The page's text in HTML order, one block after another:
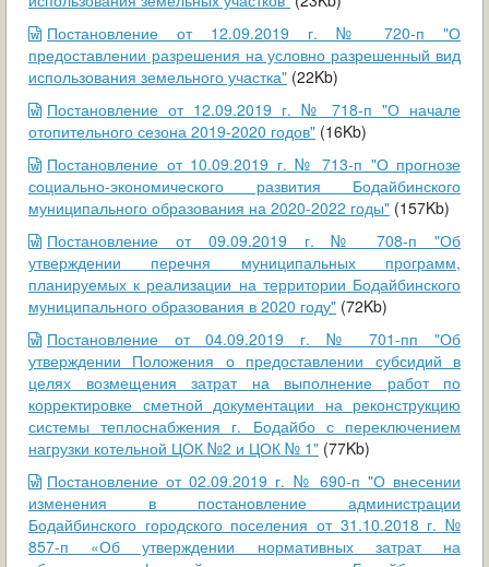
Постановление от 12.09.2019 г. № 720-п "О
предоставлении разрешения на условно разрешенный вид
использования земельного участка" (22Kb)
Постановление от 12.09.2019 г. № 718-п "О начале
отопительного сезона 2019-2020 годов" (16Kb)
Постановление от 10.09.2019 г. № 713-п "О прогнозе
социально-экономического развития Бодайбинского
муниципального образования на 2020-2022 годы" (157Kb)
Постановление от 09.09.2019 г. № 708-п "Об
утверждении перечня муниципальных программ,
планируемых к реализации на территории Бодайбинского
муниципального образования в 2020 году" (72Kb)
Постановление от 04.09.2019 г. № 701-пп "Об
утверждении Положения о предоставлении субсидий в
целях возмещения затрат на выполнение работ по
корректировке сметной документации на реконструкцию
системы теплоснабжения г. Бодайбо с переключением
нагрузки котельной ЦОК №2 и ЦОК № 1" (77Kb)
Постановление от 02.09.2019 г. № 690-п "О внесении
изменения в постановление администрации
Бодайбинского городского поселения от 31.10.2018 г. №
857-п «Об утверждении нормативных затрат на